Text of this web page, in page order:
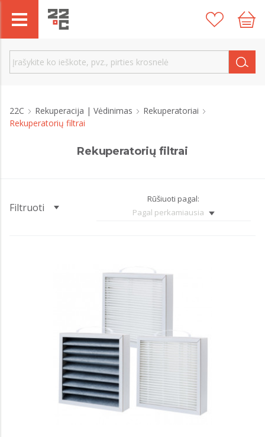
22C Rekuperacija | Vėdinimas
Rekuperatoriai
Rekuperatorių filtrai
Rekuperatorių filtrai
Filtruoti
Rūšiuoti pagal:
Pagal perkamiausia